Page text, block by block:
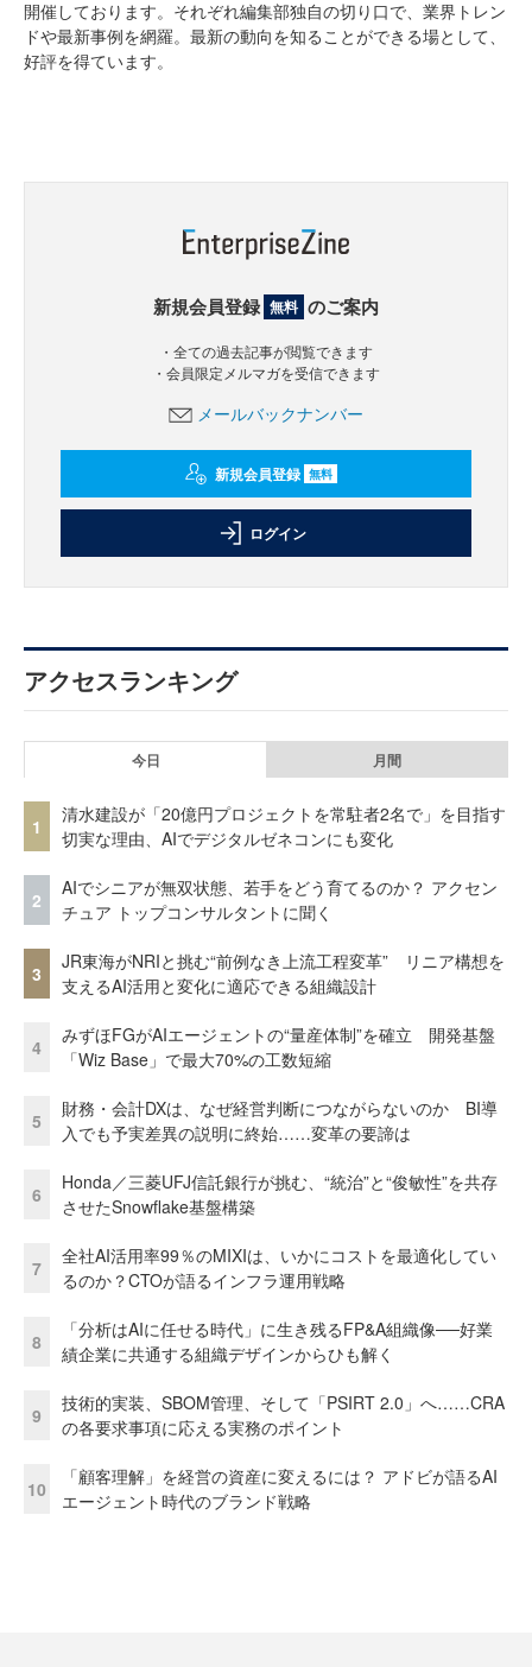
開催しております。それぞれ編集部独自の切り口で、業界トレン
ドや最新事例を網羅。最新の動向を知ることができる場として、
好評を得ています。
新規会員登録 無料 のご案内
・全ての過去記事が閲覧できます
・会員限定メルマガを受信できます
メールバックナンバー
新規会員登録 無料
ログイン
アクセスランキング
今日 月間
1
清水建設が「20億円プロジェクトを常駐者2名で」を目指す
切実な理由、AIでデジタルゼネコンにも変化
2
AIでシニアが無双状態、若手をどう育てるのか？ アクセン
チュア トップコンサルタントに聞く
3
JR東海がNRIと挑む“前例なき上流工程変革” リニア構想を
支えるAI活用と変化に適応できる組織設計
4
みずほFGがAIエージェントの“量産体制”を確立 開発基盤
「Wiz Base」で最大70%の工数短縮
5
財務・会計DXは、なぜ経営判断につながらないのか BI導
入でも予実差異の説明に終始……変革の要諦は
6
Honda／三菱UFJ信託銀行が挑む、“統治”と“俊敏性”を共存
させたSnowflake基盤構築
7
全社AI活用率99％のMIXIは、いかにコストを最適化してい
るのか？CTOが語るインフラ運用戦略
8
「分析はAIに任せる時代」に生き残るFP&A組織像──好業
績企業に共通する組織デザインからひも解く
9
技術的実装、SBOM管理、そして「PSIRT 2.0」へ……CRA
の各要求事項に応える実務のポイント
10
「顧客理解」を経営の資産に変えるには？ アドビが語るAI
エージェント時代のブランド戦略